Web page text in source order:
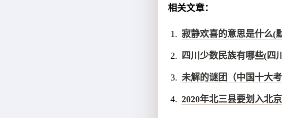
相关文章：
寂静欢喜的意思是什么(
四川少数民族有哪些(四
未解的谜团（中国十大考
2020年北三县要划入北